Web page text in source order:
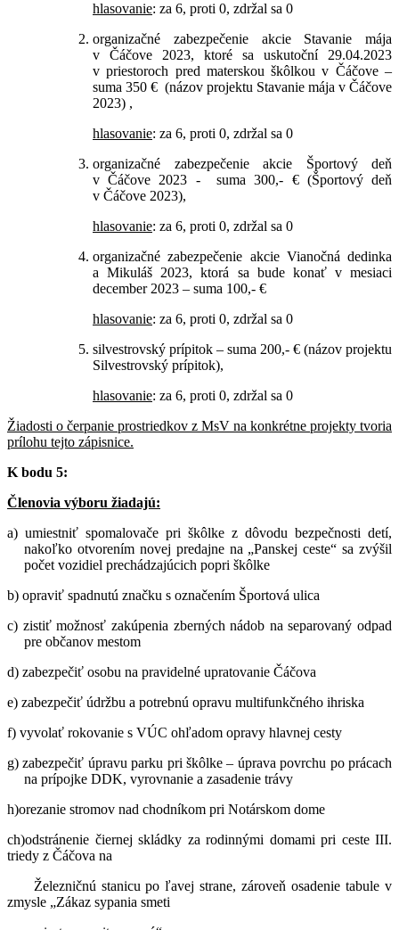
hlasovanie: za 6, proti 0, zdržal sa 0
organizačné zabezpečenie akcie Stavanie mája
v Čáčove 2023, ktoré sa uskutoční 29.04.2023
v priestoroch pred materskou škôlkou v Čáčove –
suma 350 € (názov projektu Stavanie mája v Čáčove
2023) ,
hlasovanie: za 6, proti 0, zdržal sa 0
organizačné zabezpečenie akcie Športový deň
v Čáčove 2023 - suma 300,- € (Športový deň
v Čáčove 2023),
hlasovanie: za 6, proti 0, zdržal sa 0
organizačné zabezpečenie akcie Vianočná dedinka
a Mikuláš 2023, ktorá sa bude konať v mesiaci
december 2023 – suma 100,- €
hlasovanie: za 6, proti 0, zdržal sa 0
silvestrovský prípitok – suma 200,- € (názov projektu
Silvestrovský prípitok),
hlasovanie: za 6, proti 0, zdržal sa 0
Žiadosti o čerpanie prostriedkov z MsV na konkrétne projekty tvoria
prílohu tejto zápisnice.
K bodu 5:
Členovia výboru žiadajú:
a) umiestniť spomalovače pri škôlke z dôvodu bezpečnosti detí,
nakoľko otvorením novej predajne na „Panskej ceste“ sa zvýšil
počet vozidiel prechádzajúcich popri škôlke
b) opraviť spadnutú značku s označením Športová ulica
c) zistiť možnosť zakúpenia zberných nádob na separovaný odpad
pre občanov mestom
d) zabezpečiť osobu na pravidelné upratovanie Čáčova
e) zabezpečiť údržbu a potrebnú opravu multifunkčného ihriska
f) vyvolať rokovanie s VÚC ohľadom opravy hlavnej cesty
g) zabezpečiť úpravu parku pri škôlke – úprava povrchu po prácach
na prípojke DDK, vyrovnanie a zasadenie trávy
h)orezanie stromov nad chodníkom pri Notárskom dome
ch)odstránenie čiernej skládky za rodinnými domami pri ceste III.
triedy z Čáčova na
Železničnú stanicu po ľavej strane, zároveň osadenie tabule v
zmysle „Zákaz sypania smeti